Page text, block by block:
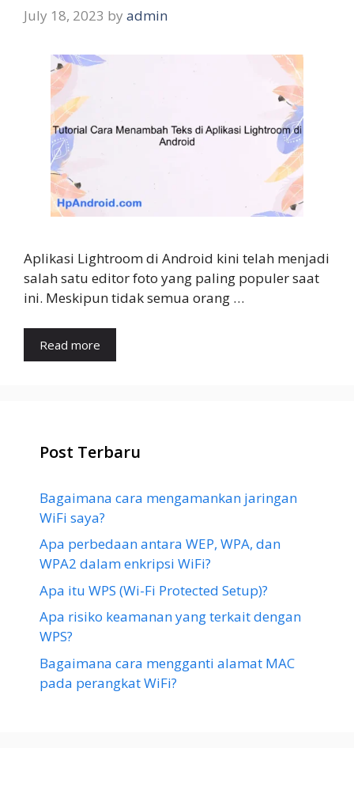
July 18, 2023 by admin
Aplikasi Lightroom di Android kini telah menjadi
salah satu editor foto yang paling populer saat
ini. Meskipun tidak semua orang …
Read more
Post Terbaru
Bagaimana cara mengamankan jaringan
WiFi saya?
Apa perbedaan antara WEP, WPA, dan
WPA2 dalam enkripsi WiFi?
Apa itu WPS (Wi-Fi Protected Setup)?
Apa risiko keamanan yang terkait dengan
WPS?
Bagaimana cara mengganti alamat MAC
pada perangkat WiFi?